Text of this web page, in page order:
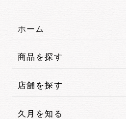
ホーム
商品を探す
店舗を探す
久月を知る